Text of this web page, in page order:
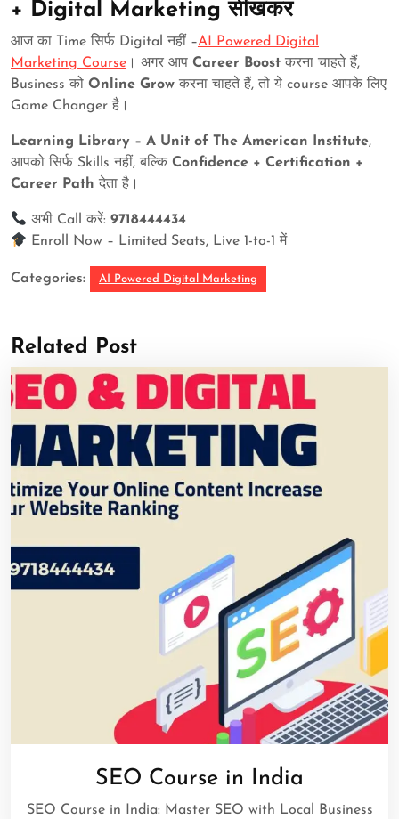
+ Digital Marketing सीखकर
आज का Time सिर्फ Digital नहीं –AI Powered Digital
Marketing Course । अगर आप Career Boost करना चाहते हैं,
Business को Online Grow करना चाहते हैं, तो ये course आपके लिए
Game Changer है।
Learning Library – A Unit of The American Institute,
आपको सिर्फ Skills नहीं, बल्कि Confidence + Certification +
Career Path देता है।
अभी Call करें:9718444434
Enroll Now – Limited Seats, Live 1-to-1 में
Categories: AI Powered Digital Marketing
Related Post
SEO Course in India
SEO Course in India: Master SEO with Local Business